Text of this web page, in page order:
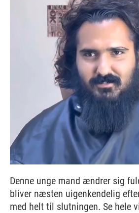
Denne unge mand ændrer sig
bliver næsten uigenkendelig
med helt til slutningen. Se hele